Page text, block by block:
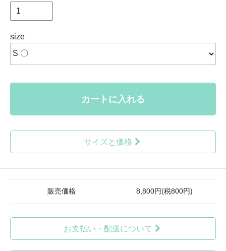
size
カートに入れる
サイズと価格
販売価格 8,800円(税800円)
お支払い・配送について